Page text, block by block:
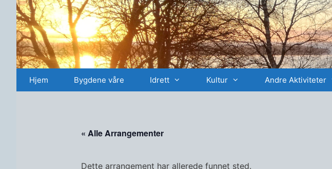
Hopp
innhold
Hjem Bygdene våre Idrett Kultur Andre Aktiviteter
« Alle Arrangementer
Dette arrangement har allerede funnet sted.